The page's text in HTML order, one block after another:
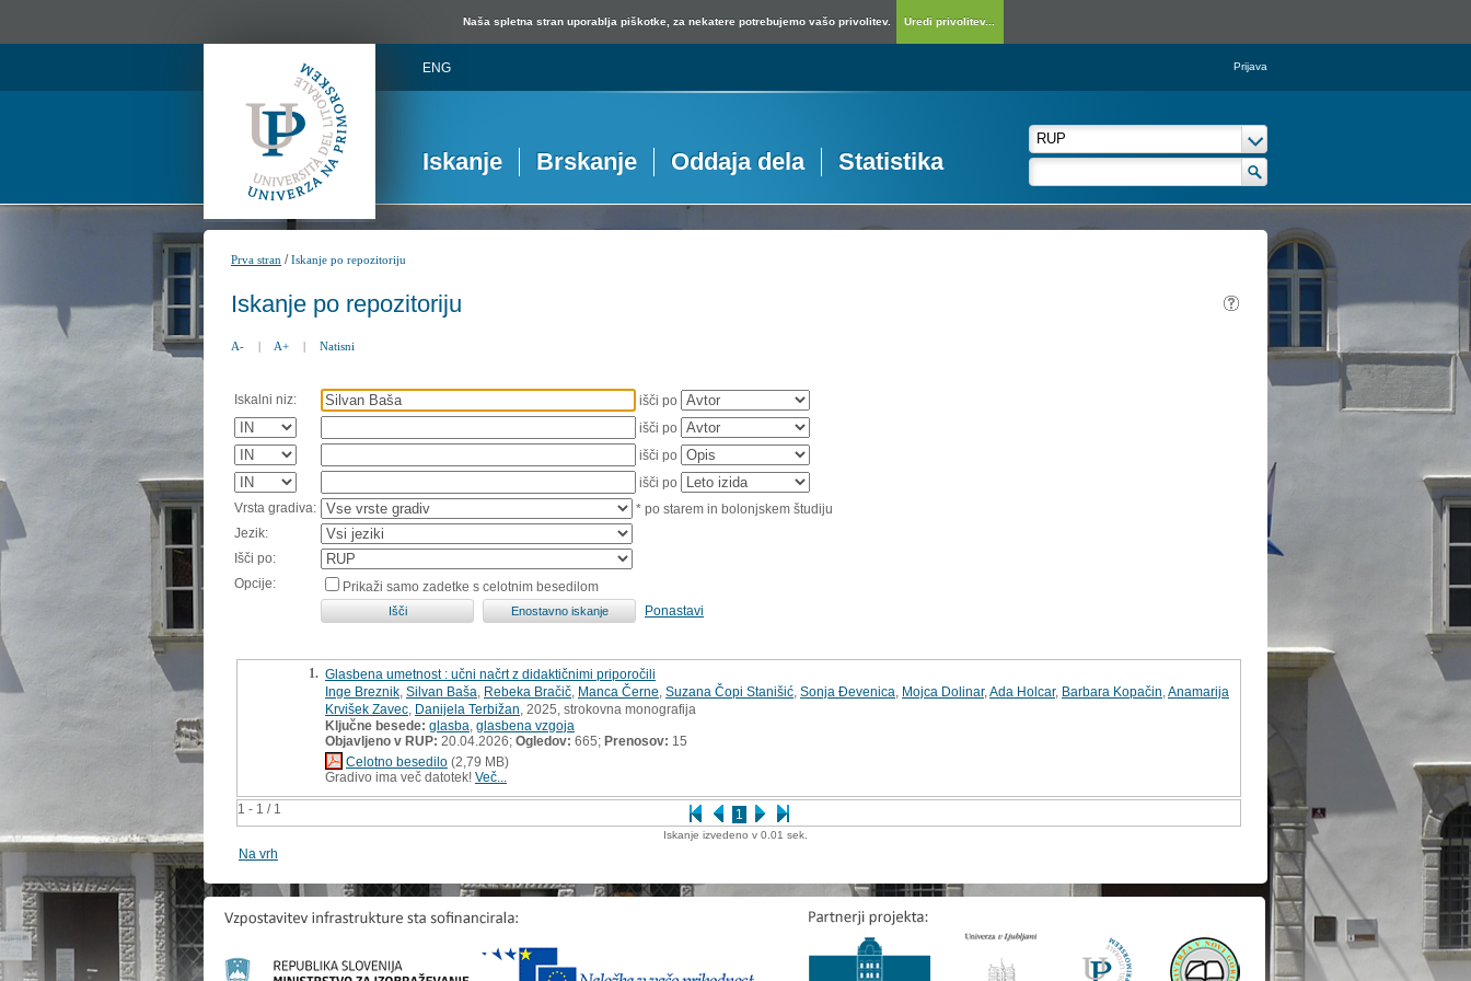
Naša spletna stran uporablja piškotke, za nekatere potrebujemo vašo privolitev. Uredi privolitev...
ENG Prijava
Iskanje Brskanje Oddaja dela Statistika
Prva stran /Iskanje po repozitoriju
Iskanje po repozitoriju
A- | A+ | Natisni
Iskalni niz:
išči po
išči po
išči po
išči po
Vrsta gradiva:
* po starem in bolonjskem študiju
Jezik:
Išči po:
Opcije:
Prikaži samo zadetke s celotnim besedilom
Ponastavi
1 - 1 / 1 1
1. Glasbena umetnost : učni načrt z didaktičnimi priporočili
Inge Breznik Silvan Baša Rebeka Bračič Manca Černe Suzana Čopi Stanišić Sonja Đevenica Mojca Dolinar, Ada Holcar, Barbara Kopačin Anamarija
Krvišek Zavec Danijela Terbižan , 2025, strokovna monografija
Ključne besede: glasba glasbena vzgoja
Objavljeno v RUP: 20.04.2026; Ogledov: 665; Prenosov: 15
Celotno besedilo (2,79 MB)
Gradivo ima več datotek! Več...
Iskanje izvedeno v 0.01 sek.
Na vrh